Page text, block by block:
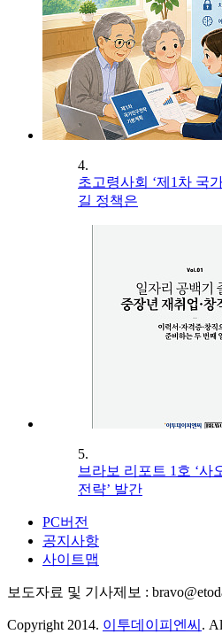
4.
초고령사회 ‘제1차 국
길 정책은
5.
브라보 리포트 1호 ‘사
전략’ 발간
PC버전
공지사항
사이트맵
보도자료 및 기사제보 :
Copyright 2014. 이투데이피엔씨 .